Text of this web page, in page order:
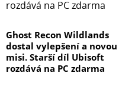
Ghost Recon Wildlands
dostal vylepšení a novou
misi. Starší díl Ubisoft
rozdává na PC zdarma